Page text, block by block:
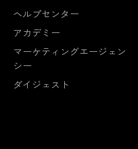
ヘルプセンター
アカデミー
マーケティングエージェン
シー
ダイジェスト